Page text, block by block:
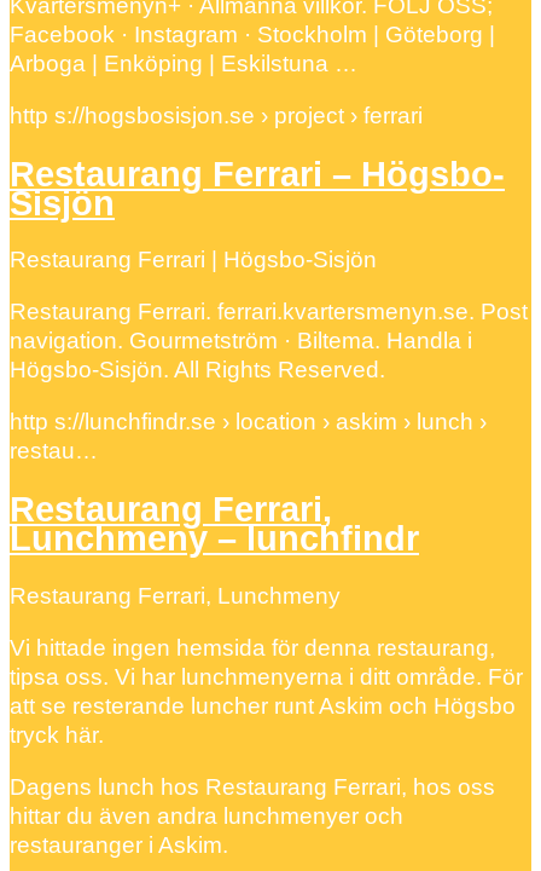
Kvartersmenyn+ · Allmänna villkor. FÖLJ OSS;
Facebook · Instagram · Stockholm | Göteborg |
Arboga | Enköping | Eskilstuna …
http s://hogsbosisjon.se › project › ferrari
Restaurang Ferrari – Högsbo-
Sisjön
Restaurang Ferrari | Högsbo-Sisjön
Restaurang Ferrari. ferrari.kvartersmenyn.se. Post
navigation. Gourmetström · Biltema. Handla i
Högsbo-Sisjön. All Rights Reserved.
http s://lunchfindr.se › location › askim › lunch ›
restau…
Restaurang Ferrari,
Lunchmeny – lunchfindr
Restaurang Ferrari, Lunchmeny
Vi hittade ingen hemsida för denna restaurang,
tipsa oss. Vi har lunchmenyerna i ditt område. För
att se resterande luncher runt Askim och Högsbo
tryck här.
Dagens lunch hos Restaurang Ferrari, hos oss
hittar du även andra lunchmenyer och
restauranger i Askim.